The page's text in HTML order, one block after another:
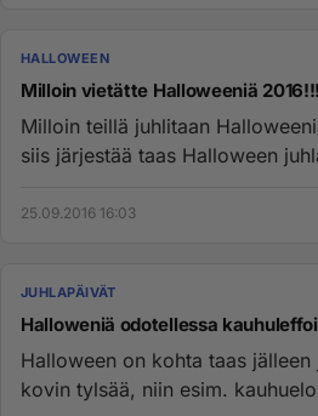
HALLOWEEN
Milloin vietätte Halloweeniä 2016!!!
Milloin teillä juhlitaan
siis järjestää taas Halloween
25.09.2016 16:03
JUHLAPÄIVÄT
Halloweniä odotellessa
Halloween on kohta taas
kovin tylsää, niin esim.